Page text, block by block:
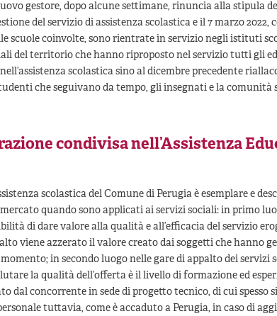
gestore, dopo alcune settimane, rinuncia alla stipula
del servizio di assistenza scolastica e il 7 marzo 2022,
scuole coinvolte, sono rientrate in servizio negli istituti
del territorio che hanno riproposto nel servizio tutti gli
scolastica sino al dicembre precedente
che seguivano da tempo, gli insegnati e la comunità
condivisa nell’Assistenza
scolastica del Comune di Perugia è esemplare e
quando sono applicati ai servizi sociali: in primo
di dare valore alla qualità e all’efficacia del servizio
viene azzerato il valore creato dai soggetti che hanno
in secondo luogo nelle gare di appalto dei servizi
la qualità dell’offerta è il livello di formazione ed
dal concorrente in sede di progetto tecnico, di cui spesso
tuttavia, come è accaduto a Perugia, in caso di